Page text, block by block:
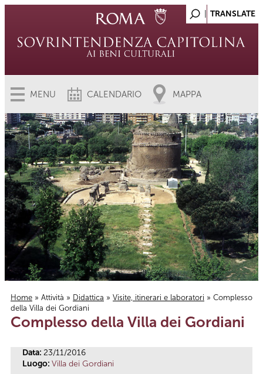
MENU CALENDARIO MAPPA
Tu sei qui
Home » Attività » Didattica » Visite, itinerari e laboratori » Complesso
della Villa dei Gordiani
Complesso della Villa dei Gordiani
Data: 23/11/2016
Luogo: Villa dei Gordiani